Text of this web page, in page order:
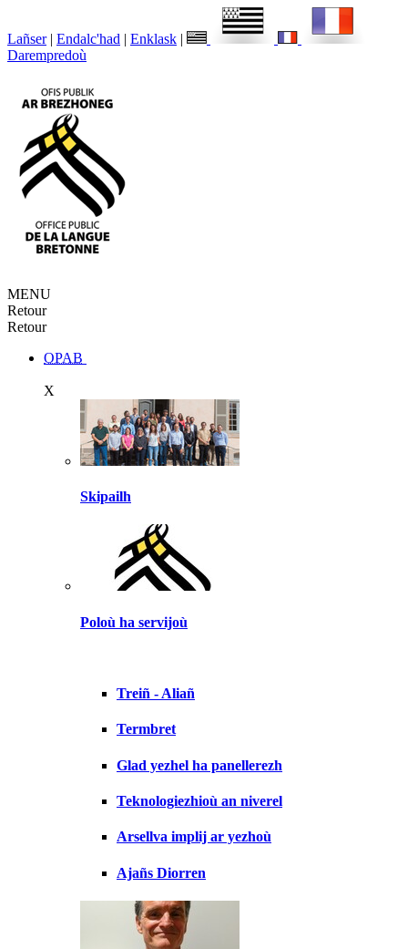
Lañser | Endalc'had | Enklask |
Darempredoù
MENU
Retour
Retour
OPAB
X
Skipailh
Poloù ha servijoù
Treiñ - Aliañ
Termbret
Glad yezhel ha panellerezh
Teknologiezhioù an niverel
Arsellva implij ar yezhoù
Ajañs Diorren